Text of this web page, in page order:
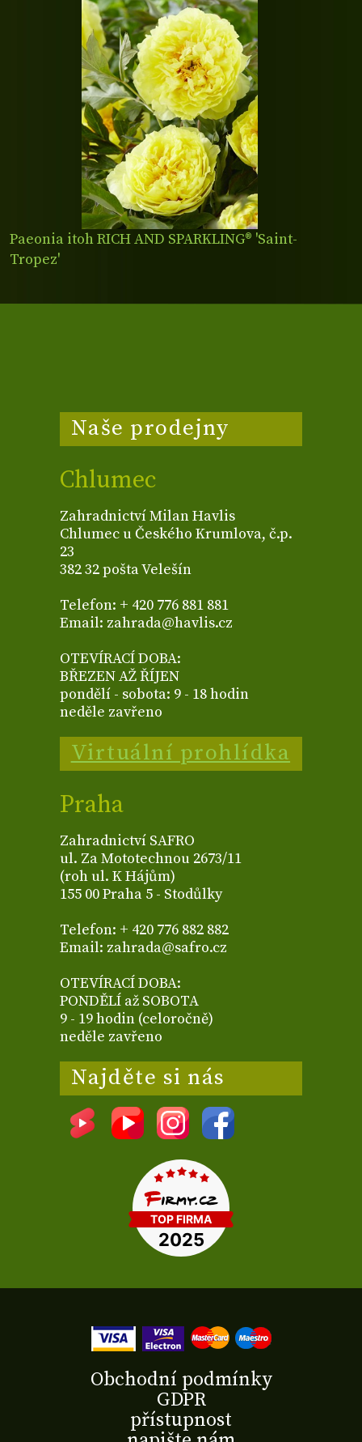
Paeonia itoh RICH AND SPARKLING® 'Saint-
Tropez'
Naše prodejny
Chlumec
Zahradnictví Milan Havlis
Chlumec u Českého Krumlova, č.p.
23
382 32 pošta Velešín
Telefon: + 420 776 881 881
Email: zahrada@havlis.cz
OTEVÍRACÍ DOBA:
BŘEZEN AŽ ŘÍJEN
pondělí - sobota: 9 - 18 hodin
neděle zavřeno
Virtuální prohlídka
Praha
Zahradnictví SAFRO
ul. Za Mototechnou 2673/11
(roh ul. K Hájům)
155 00 Praha 5 - Stodůlky
Telefon: + 420 776 882 882
Email: zahrada@safro.cz
OTEVÍRACÍ DOBA:
PONDĚLÍ až SOBOTA
9 - 19 hodin (celoročně)
neděle zavřeno
Najděte si nás
Obchodní podmínky
GDPR
přístupnost